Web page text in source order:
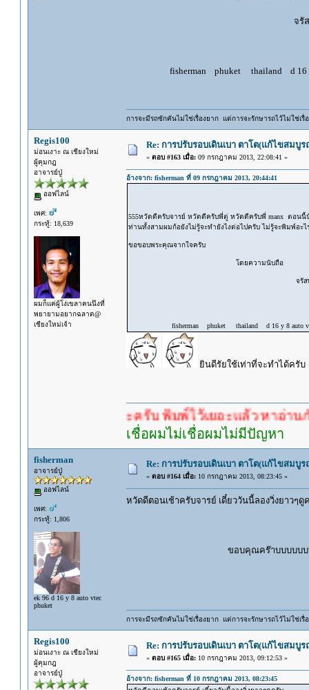
จรัสพล อุต
fisherman phuket thailand d 16 y 8
การจะมีรถซักคันไม่ใช่เรื่องยาก แต่การจะรักษารถไว้ไม่ใช่เรื่
Regis100
ม่อนเงาะ ณ เชียงใหม่
ผู้คุมกฎ
อาจารย์ปู่
ออฟไลน์
เพศ:
กระทู้: 18,639
ผมก็แค่ผู้โง่เขลาคนนึงที่
พยายามอยากฉลาด@
เชียงใหม่เจ้า
Re: การปรับรอบเดินเบา ตาโต(แก้ไขสมบู
« ตอบ #163 เมื่อ:09 กรกฎาคม 2013, 22:08:41 »
อ้างจาก: fisherman ที่ 09 กรกฎาคม 2013, 20:44:41
555หวัดดีครับจารย์ หวัดดีครับพี่ตู่ หวัดดีครับพี่ manx ตอน
ท่านทั้งสามผมก้อยังไม่รู้จะทำยังไงต่อไปครับ ไม่รู้จะพิมพ์อ
ขอขอบพระคุณจากใจครับ
โดยความนับถือ
จรัสพล อุตร
fisherman phuket thailand d 16 y 8 auto
ยินดีรัยใช้เท่าที่จะทำได้ครับ
คำตอบนะครับ พิมพ์ไว้เยอะแล้ว หาอ่านกันดู
เชื่อผมไม่เชื่อผมไม่มีปัญหา
fisherman
อาจารย์ปู่
ออฟไลน์
เพศ:
กระทู้: 1,806
ek 96 d 16 y 8 auto vtec
phuket
Re: การปรับรอบเดินเบา ตาโต(แก้ไขสมบู
« ตอบ #164 เมื่อ:10 กรกฎาคม 2013, 08:23:45 »
หวัดดีตอนเช้าครับจารย์ เดี๋ยววันนี้ลองวิ่งยาวๆดู
ขอบคุณคร๊าบบบบบบ
การจะมีรถซักคันไม่ใช่เรื่องยาก แต่การจะรักษารถไว้ไม่ใช่เรื่
Regis100
ม่อนเงาะ ณ เชียงใหม่
ผู้คุมกฎ
อาจารย์ปู่
Re: การปรับรอบเดินเบา ตาโต(แก้ไขสมบู
« ตอบ #165 เมื่อ:10 กรกฎาคม 2013, 09:12:53 »
อ้างจาก: fisherman ที่ 10 กรกฎาคม 2013, 08:23:45